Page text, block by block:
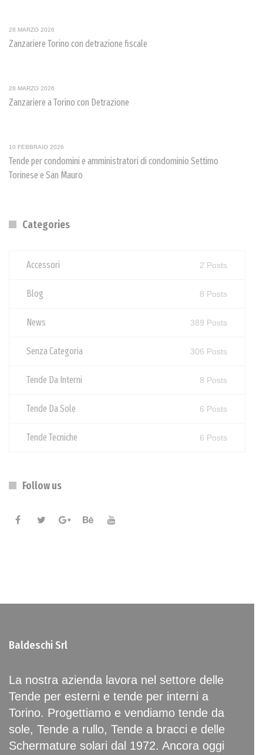
28 MARZO 2026
Zanzariere Torino con detrazione fiscale
28 MARZO 2026
Zanzariere a Torino con Detrazione
10 FEBBRAIO 2026
Tende per condomini e amministratori di condominio Settimo
Torinese e San Mauro
Categories
Accessori 2 Posts
Blog 8 Posts
News 389 Posts
Senza Categoria 306 Posts
Tende Da Interni 8 Posts
Tende Da Sole 6 Posts
Tende Tecniche 6 Posts
Follow us
Baldeschi Srl
La nostra azienda lavora nel settore delle
Tende per esterni e tende per interni a
Torino. Progettiamo e vendiamo tende da
sole, Tende a rullo, Tende a bracci e delle
Schermature solari dal 1972. Ancora oggi